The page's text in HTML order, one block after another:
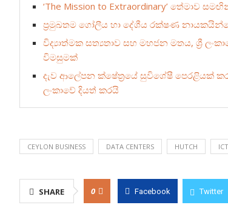
‘The Mission to Extraordinary’ තේමාව
ප්‍රමුඛතම ගෝලීය හා දේශීය රක්ෂණ
විද්‍යාත්මක සත්‍යතාව සහ මහජන මතය, ශ්‍රී
විමසුමක්
දැව ආලේපන ක්ෂේත්‍රයේ සුවිශේෂී පෙරළියක්
ලංකාවේ දියත් කරයි
CEYLON BUSINESS DATA CENTERS HUTCH ICT
SHARE 0 Facebook Twitter